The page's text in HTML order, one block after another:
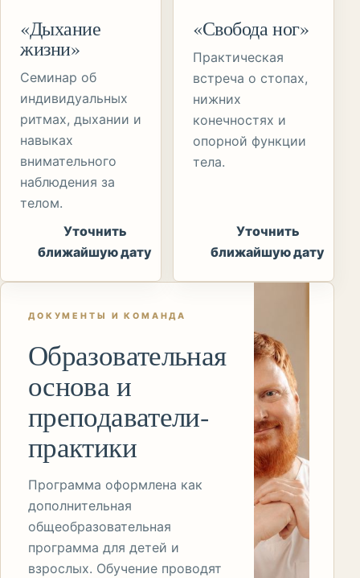
«Дыхание
жизни»
Семинар об
индивидуальных
ритмах, дыхании и
навыках
внимательного
наблюдения за
телом.
Уточнить
ближайшую дату
«Свобода ног»
Практическая
встреча о стопах,
нижних
конечностях и
опорной функции
тела.
Уточнить
ближайшую дату
ДОКУМЕНТЫ И КОМАНДА
Образовательная
основа и
преподаватели-
практики
Программа оформлена как
дополнительная
общеобразовательная
программа для детей и
взрослых. Обучение проводят